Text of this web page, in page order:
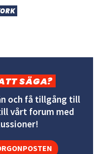
SÄGA?
och få tillgång till
vårt forum med